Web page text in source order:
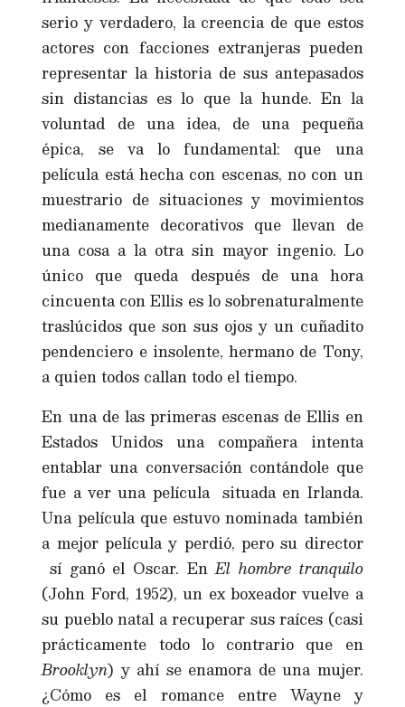
serio y verdadero, la creencia de que estos
actores con facciones extranjeras pueden
representar la historia de sus antepasados
sin distancias es lo que la hunde. En la
voluntad de una idea, de una pequeña
épica, se va lo fundamental: que una
película está hecha con escenas, no con un
muestrario de situaciones y movimientos
medianamente decorativos que llevan de
una cosa a la otra sin mayor ingenio. Lo
único que queda después de una hora
cincuenta con Ellis es lo sobrenaturalmente
traslúcidos que son sus ojos y un cuñadito
pendenciero e insolente, hermano de Tony,
a quien todos callan todo el tiempo.
En una de las primeras escenas de Ellis en
Estados Unidos una compañera intenta
entablar una conversación contándole que
fue a ver una película situada en Irlanda.
Una película que estuvo nominada también
a mejor película y perdió, pero su director
sí ganó el Oscar. EnEl hombre tranquilo
(John Ford, 1952), un ex boxeador vuelve a
su pueblo natal a recuperar sus raíces (casi
prácticamente todo lo contrario que en
Brooklyn) y ahí se enamora de una mujer.
¿Cómo es el romance entre Wayne y